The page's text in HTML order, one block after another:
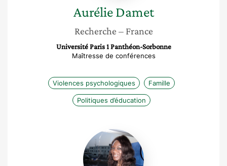
Aurélie Damet
Recherche – France
Université Paris 1 Panthéon-Sorbonne
Maîtresse de conférences
Violences psychologiques Famille
Politiques d’éducation
Awa
Ba